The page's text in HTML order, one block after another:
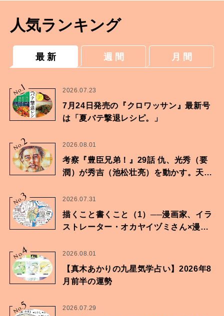
人気ランキング
最 新 週 間 月 間
No.
1 2026.07.23
7月24日発売の『クロワッサン』最新号
は「夏バテ撃退レシピ。」
No.2 2026.08.01
考察『豊臣兄弟！』29話 仇、光秀（要
潤）が秀吉（池松壮亮）を動かす。天下
No.3 2026.07.31
描くこと書くこと（1）──漫画家、イラ
ストレーター・オカヤイヅミさん×漫画
No.
4 2026.08.01
【真木あかりの九星気学占い】2026年8
月前半の運勢
No.5 2026.07.29